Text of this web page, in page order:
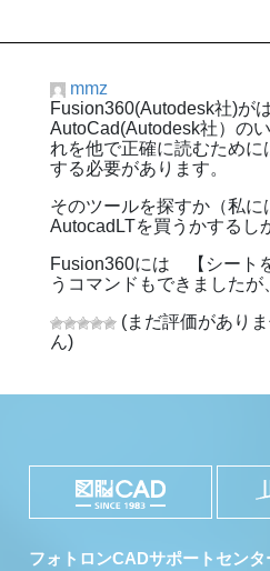
mmz
Fusion360(Autodesk社)が
AutoCad(Autodesk社）の
れを他で正確に読むため
する必要があります。
そのツールを探すか（私
AutocadLTを買うかするし
Fusion360には 【シート
うコマンドもできましたが
(まだ評価があり
ん)
フォトロンCADサポートセンタ